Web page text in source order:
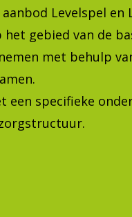
Levelspel en
gebied van de
met behulp
een specifieke